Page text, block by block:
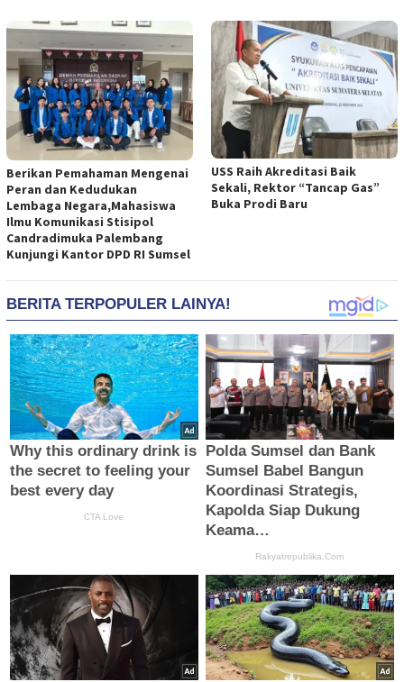
Berikan Pemahaman Mengenai
Peran dan Kedudukan
Lembaga Negara,Mahasiswa
Ilmu Komunikasi Stisipol
Candradimuka Palembang
Kunjungi Kantor DPD RI Sumsel
USS Raih Akreditasi Baik
Sekali, Rektor “Tancap Gas”
Buka Prodi Baru